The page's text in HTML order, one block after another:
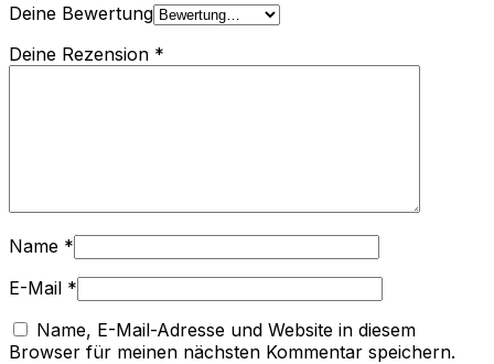
Deine Bewertung
Deine Rezension *
Name *
E-Mail *
Name, E-Mail-Adresse und Website in diesem
Browser für meinen nächsten Kommentar speichern.